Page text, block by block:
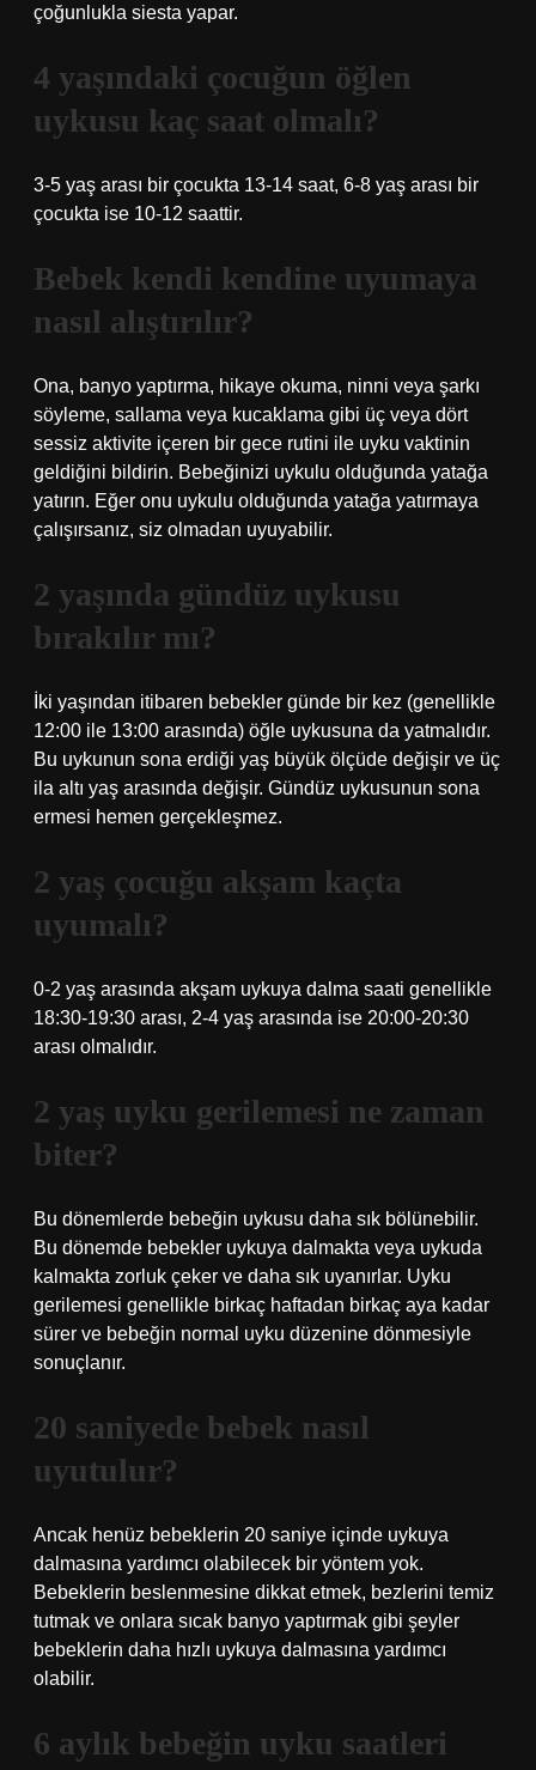
çoğunlukla siesta yapar.
4 yaşındaki çocuğun öğlen
uykusu kaç saat olmalı?
3-5 yaş arası bir çocukta 13-14 saat, 6-8 yaş arası bir
çocukta ise 10-12 saattir.
Bebek kendi kendine uyumaya
nasıl alıştırılır?
Ona, banyo yaptırma, hikaye okuma, ninni veya şarkı
söyleme, sallama veya kucaklama gibi üç veya dört
sessiz aktivite içeren bir gece rutini ile uyku vaktinin
geldiğini bildirin. Bebeğinizi uykulu olduğunda yatağa
yatırın. Eğer onu uykulu olduğunda yatağa yatırmaya
çalışırsanız, siz olmadan uyuyabilir.
2 yaşında gündüz uykusu
bırakılır mı?
İki yaşından itibaren bebekler günde bir kez (genellikle
12:00 ile 13:00 arasında) öğle uykusuna da yatmalıdır.
Bu uykunun sona erdiği yaş büyük ölçüde değişir ve üç
ila altı yaş arasında değişir. Gündüz uykusunun sona
ermesi hemen gerçekleşmez.
2 yaş çocuğu akşam kaçta
uyumalı?
0-2 yaş arasında akşam uykuya dalma saati genellikle
18:30-19:30 arası, 2-4 yaş arasında ise 20:00-20:30
arası olmalıdır.
2 yaş uyku gerilemesi ne zaman
biter?
Bu dönemlerde bebeğin uykusu daha sık bölünebilir.
Bu dönemde bebekler uykuya dalmakta veya uykuda
kalmakta zorluk çeker ve daha sık uyanırlar. Uyku
gerilemesi genellikle birkaç haftadan birkaç aya kadar
sürer ve bebeğin normal uyku düzenine dönmesiyle
sonuçlanır.
20 saniyede bebek nasıl
uyutulur?
Ancak henüz bebeklerin 20 saniye içinde uykuya
dalmasına yardımcı olabilecek bir yöntem yok.
Bebeklerin beslenmesine dikkat etmek, bezlerini temiz
tutmak ve onlara sıcak banyo yaptırmak gibi şeyler
bebeklerin daha hızlı uykuya dalmasına yardımcı
olabilir.
6 aylık bebeğin uyku saatleri